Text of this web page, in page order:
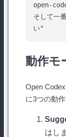
open-
そして一
動作モ
Open
に3つの動
はし